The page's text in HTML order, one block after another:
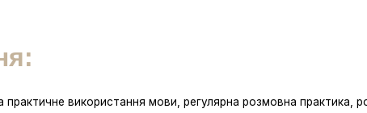
практичне використання мови, регулярна розмовна практика,